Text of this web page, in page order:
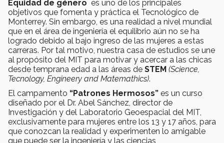
Equidad de género es uno de los principales
objetivos que fomenta y práctica el Tecnológico de
Monterrey. Sin embargo, es una realidad a nivel mundial
que en el área de ingeniería el equilibrio aún no se ha
logrado debido al bajo ingreso de las mujeres a estas
carreras. Por tal motivo, nuestra casa de estudios se une
al propósito del MIT para motivar y acercar a las chicas
desde temprana edad a las áreas de STEM (Science,
Tecnology, Engineery and Matemathics).
El campamento “Patrones Hermosos” es un curso
diseñado por el Dr. Abel Sánchez, director de
Investigación y del Laboratorio Geoespacial del MIT,
exclusivamente para mujeres entre los 13 y 17 años, para
que conozcan la realidad y experimenten lo amigable
que puede ser la ingeniería y las ciencias